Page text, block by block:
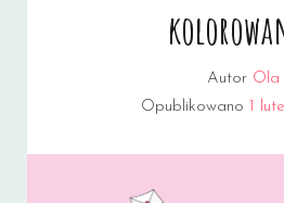
Autor Ola
Opublikowano 1